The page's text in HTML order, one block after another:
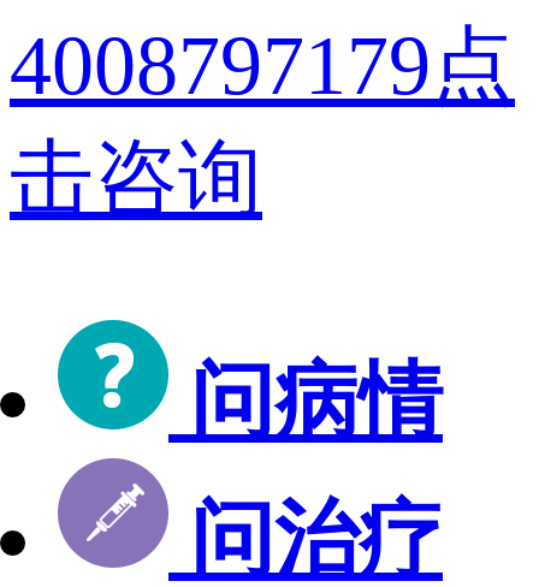
4008797179点
击咨询
问病情
问治疗